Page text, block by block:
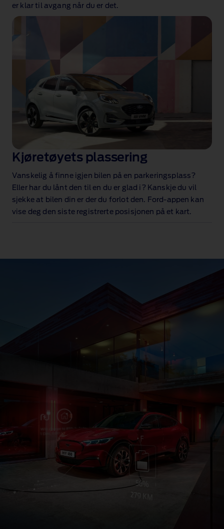
er klar til avgang når du er det.
Kjøretøyets plassering
Vanskelig å finne igjen bilen på en parkeringsplass?
Eller har du lånt den til en du er glad i? Kanskje du vil
sjekke at bilen din er der du forlot den. Ford‑appen kan
vise deg den siste registrerte posisjonen på et kart.